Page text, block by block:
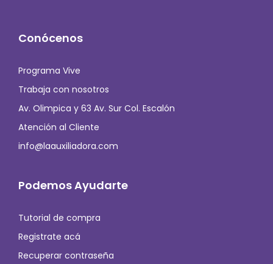
Conócenos
Programa Vive
Trabaja con nosotros
Av. Olimpica y 63 Av. Sur Col. Escalón
Atención al Cliente
info@laauxiliadora.com
Podemos Ayudarte
Tutorial de compra
Registrate acá
Recuperar contraseña